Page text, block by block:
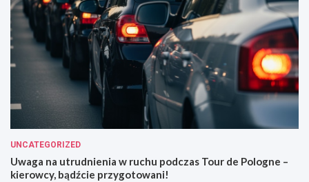
UNCATEGORIZED
Uwaga na utrudnienia w ruchu podczas Tour de Pologne –
kierowcy, bądźcie przygotowani!